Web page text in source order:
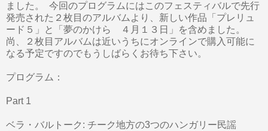
ました。 今回のプログラムにはこのフェスティバルで先行
発売された２枚目のアルバムより、新しい作品「プレリュ
ード５」と「夢のかけら ４月１３日」を含めました。
尚、２枚目アルバムは近いうちにオンラインで購入可能に
なる予定ですのでもうしばらくお待ち下さい。
プログラム：
Part 1
ベラ・バルトーク: チーク地方の3つのハンガリー民謡